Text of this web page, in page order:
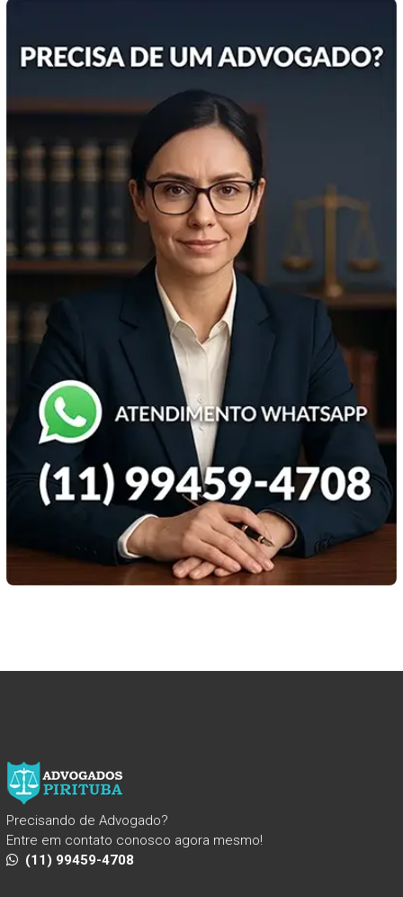
Precisando de Advogado?
Entre em contato conosco agora mesmo!
(11) 99459-4708